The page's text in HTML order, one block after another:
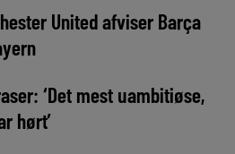
United afviser Barça
‘Det mest uambitiøse,
hørt’